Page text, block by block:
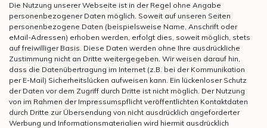
Die Nutzung unserer Webseite ist in der Regel ohne Angabe
personenbezogener Daten möglich. Soweit auf unseren Seiten
personenbezogene Daten (beispielsweise Name, Anschrift oder
eMail-Adressen) erhoben werden, erfolgt dies, soweit möglich, stets
auf freiwilliger Basis. Diese Daten werden ohne Ihre ausdrückliche
Zustimmung nicht an Dritte weitergegeben. Wir weisen darauf hin,
dass die Datenübertragung im Internet (z.B. bei der Kommunikation
per E-Mail) Sicherheitslücken aufweisen kann. Ein lückenloser Schutz
der Daten vor dem Zugriff durch Dritte ist nicht möglich. Der Nutzung
von im Rahmen der Impressumspflicht veröffentlichten Kontaktdaten
durch Dritte zur Übersendung von nicht ausdrücklich angeforderter
Werbung und Informationsmaterialien wird hiermit ausdrücklich